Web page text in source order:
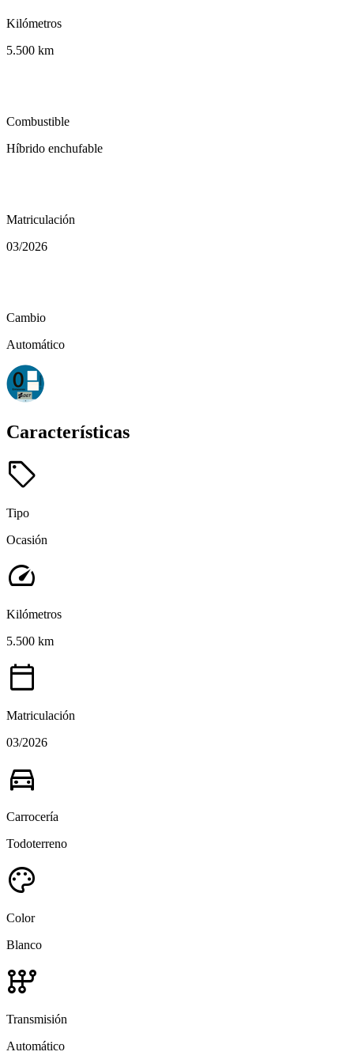
Kilómetros
5.500 km
Combustible
Híbrido enchufable
Matriculación
03/2026
Cambio
Automático
Características
sell
Tipo
Ocasión
speed
Kilómetros
5.500 km
calendar_today
Matriculación
03/2026
directions_car
Carrocería
Todoterreno
palette
Color
Blanco
auto_transmission
Transmisión
Automático